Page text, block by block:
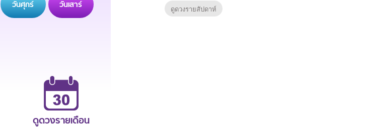
วันศุกร์ วันเสาร์
ดูดวงรายเดือน
ดูดวงรายสัปดาห์